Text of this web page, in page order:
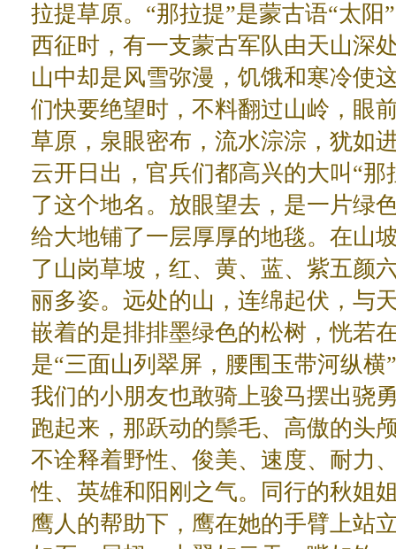
拉提草原。“那拉提”是蒙古语“太
西征时，有一支蒙古军队由天山深
山中却是风雪弥漫，饥饿和寒冷使
们快要绝望时，不料翻过山岭，眼
草原，泉眼密布，流水淙淙，犹如
云开日出，官兵们都高兴的大叫“
了这个地名。放眼望去，是一片绿
给大地铺了一层厚厚的地毯。在山
了山岗草坡，红、黄、蓝、紫五颜
丽多姿。远处的山，连绵起伏，与
嵌着的是排排墨绿色的松树，恍若
是“三面山列翠屏，腰围玉带河纵
我们的小朋友也敢骑上骏马摆出骁
跑起来，那跃动的鬃毛、高傲的头
不诠释着野性、俊美、速度、耐力
性、英雄和阳刚之气。同行的秋姐
鹰人的帮助下，鹰在她的手臂上站